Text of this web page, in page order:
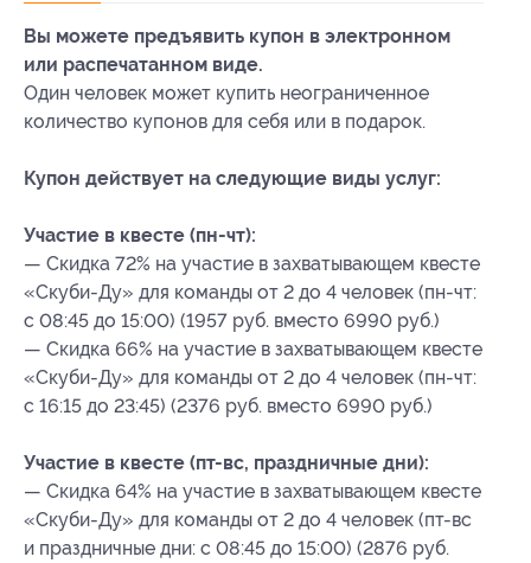
Вы можете предъявить купон в электронном
или распечатанном виде.
Один человек может купить неограниченное
количество купонов для себя или в подарок.
Купон действует на следующие виды услуг:
Участие в квесте (пн-чт):
— Скидка 72% на участие в захватывающем квесте
«Скуби-Ду» для команды от 2 до 4 человек (пн-чт:
с 08:45 до 15:00) (1957 руб. вместо 6990 руб.)
— Скидка 66% на участие в захватывающем квесте
«Скуби-Ду» для команды от 2 до 4 человек (пн-чт:
с 16:15 до 23:45) (2376 руб. вместо 6990 руб.)
Участие в квесте (пт-вс, праздничные дни):
— Скидка 64% на участие в захватывающем квесте
«Скуби-Ду» для команды от 2 до 4 человек (пт-вс
и праздничные дни: с 08:45 до 15:00) (2876 руб.